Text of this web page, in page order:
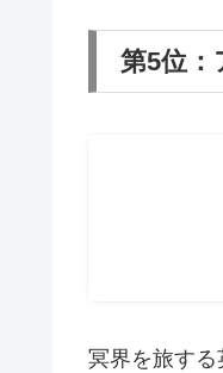
第5位：
冥界を旅する